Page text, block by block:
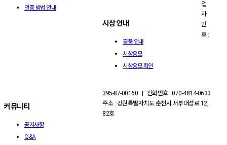
인증 방법 안내
시상 안내
경품 안내
시상응모
시상응모 확인
커뮤니티
공지사항
Q&A
업
자
번
호 :
395-87-00160 | 전화번호 : 070-4814-0633
주소 : 강원특별자치도 춘천시 서부대성로 12,
82호